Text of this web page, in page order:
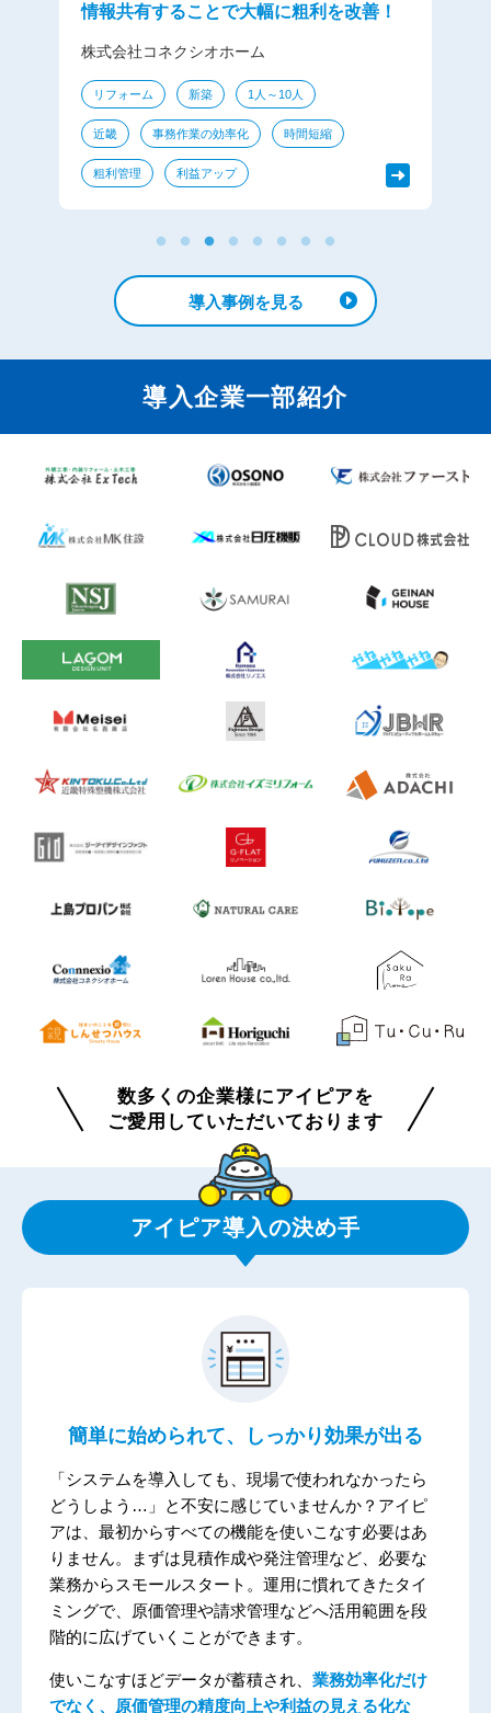
株式会社ビオトープ
設計 1人～10人 近畿
事務作業の効率化 時間短縮 進捗管理
導入事例を見る
導入企業一部紹介
数多くの企業様にアイピアを
ご愛用していただいております
アイピア導入の決め手
簡単に始められて、しっかり効果が出る
「システムを導入しても、現場で使われなかったら
どうしよう…」と不安に感じていませんか？ アイピ
アは、最初からすべての機能を使いこなす必要はあ
りません。まずは見積作成や発注管理など、必要な
業務からスモールスタート。運用に慣れてきたタイ
ミングで、原価管理や請求管理などへ活用範囲を段
階的に広げていくことができます。
使いこなすほどデータが蓄積され、 業務効率化だけ
でなく、原価管理の精度向上や利益の見える化な